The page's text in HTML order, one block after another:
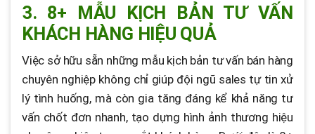
3. 8+ MẪU KỊCH BẢN TƯ VẤN
KHÁCH HÀNG HIỆU QUẢ
Việc sở hữu sẵn những mẫu kịch bản tư vấn bán hàng
chuyên nghiệp không chỉ giúp đội ngũ sales tự tin xử
lý tình huống, mà còn gia tăng đáng kể khả năng tư
vấn chốt đơn nhanh, tạo dựng hình ảnh thương hiệu